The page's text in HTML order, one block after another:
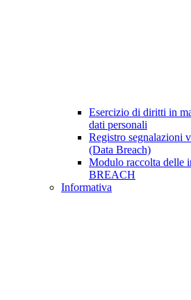
Esercizio di diritti in
dati personali
Registro segnalazioni
(Data Breach)
Modulo raccolta delle
BREACH
Informativa